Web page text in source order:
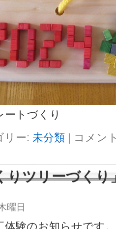
ートづくり
リー: 未分類 コメン
りツリーづくり
曜日
体験のお知らせです。